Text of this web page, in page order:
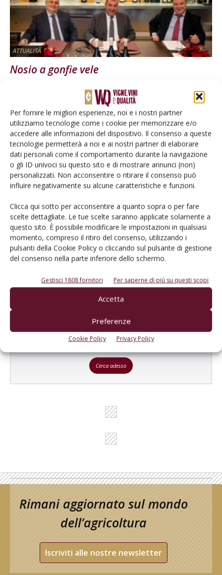
Per fornire le migliori esperienze, noi e i nostri partner
utilizziamo tecnologie come i cookie per memorizzare e/o
accedere alle informazioni del dispositivo. Il consenso a queste
tecnologie permetterà a noi e ai nostri partner di elaborare
dati personali come il comportamento durante la navigazione
o gli ID univoci su questo sito e di mostrare annunci (non)
personalizzati. Non acconsentire o ritirare il consenso può
influire negativamente su alcune caratteristiche e funzioni.
Clicca qui sotto per acconsentire a quanto sopra o per fare
scelte dettagliate. Le tue scelte saranno applicate solamente a
questo sito. È possibile modificare le impostazioni in qualsiasi
momento, compreso il ritiro del consenso, utilizzando i
pulsanti della Cookie Policy o cliccando sul pulsante di gestione
del consenso nella parte inferiore dello schermo.
Gestisci 1808 fornitori Per saperne di più su questi scopi
Accetta
Preferenze
Cookie Policy Privacy Policy
ATTUALITÀ
Nosio a gonfie vele
E-magazine
Tecniche, prodotti e servizi dalle aziende
Catalogo Aziende e Prodotti
Un modo semplice per cercare un'azienda o un
prodotto!
L'Esperto risponde
I consigli di Terra e Vita agli agricoltori
Cerca adesso
Rimani aggiornato sul mondo
dell’agricoltura
Iscriviti alle nostre newsletter